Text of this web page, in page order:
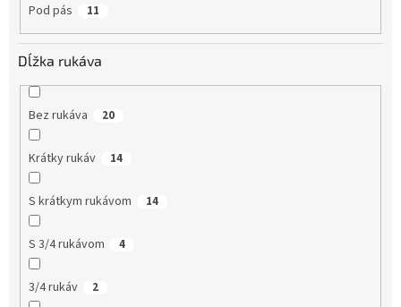
Pod pás 11
Dĺžka rukáva
Bez rukáva 20
Krátky rukáv 14
S krátkym rukávom 14
S 3/4 rukávom 4
3/4 rukáv 2